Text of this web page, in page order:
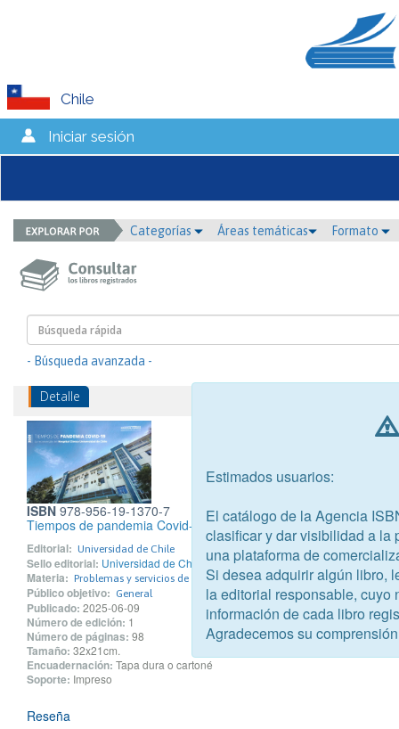
Chile
Iniciar sesión
Categorías Áreas temáticas Formato
- Búsqueda avanzada -
Detalle
ISBN 978-956-19-1370-7
Tiempos de pandemia Covid-19
Editorial: Universidad de Chile
Sello editorial: Universidad de Chile
Materia: Problemas y servicios de bienestar social
Público objetivo: General
Publicado: 2025-06-09
Número de edición: 1
Número de páginas: 98
Tamaño: 32x21cm.
Encuadernación: Tapa dura o cartoné
Soporte: Impreso
Reseña
Estimados usuarios:
El catálogo de la Agencia
clasificar y dar visibilidad a la
una plataforma de
Si desea adquirir algún libro,
la editorial responsable, cuyo
información de cada libro
Agradecemos su